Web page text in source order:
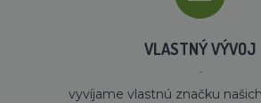
VLASTNÝ VÝVOJ
´
vyvíjame vlastnú značku